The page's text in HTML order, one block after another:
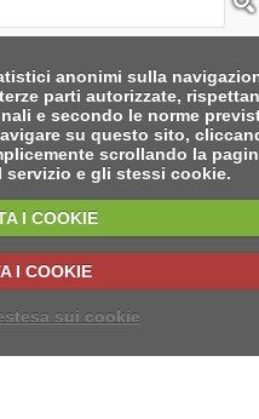
anonimi sulla
parti autorizzate,
e secondo le norme
su questo sito,
scrollando la
e gli stessi cookie.
I COOKIE
I COOKIE
sui cookie